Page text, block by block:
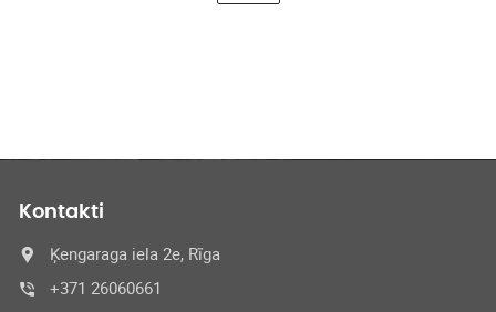
Kontakti
Ķengaraga iela 2e, Rīga
+371 26060661